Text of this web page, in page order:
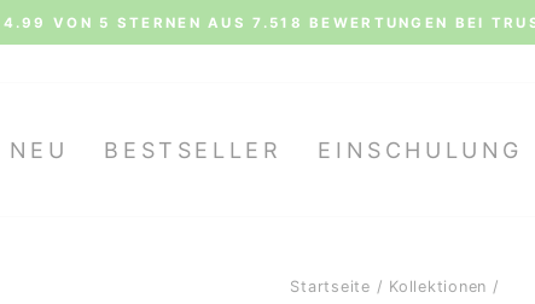
Pause
4.99 VON 5 STERNEN AUS 7.518 BEWERTUNGEN BEI
NEU BESTSELLER EINSCHULUNG
Startseite / Kollektionen /